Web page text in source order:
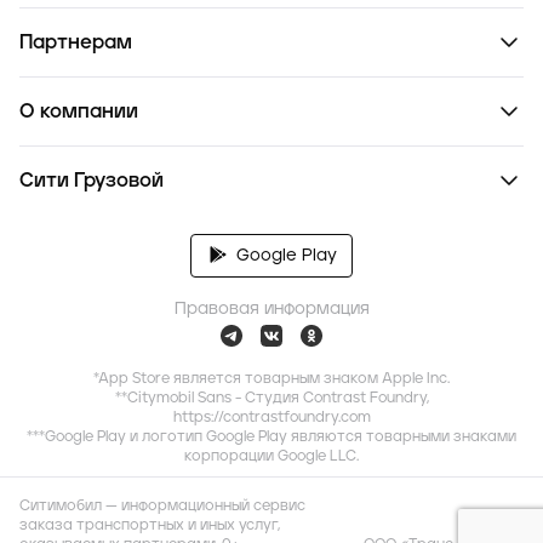
Партнерам
О компании
Сити Грузовой
Google Play
Правовая информация
*App Store является товарным знаком Apple Inc.
**Citymobil Sans - Студия Contrast Foundry,
https://contrastfoundry.com
***Google Play и логотип Google Play являются товарными знаками
корпорации Google LLC.
Ситимобил — информационный сервис
заказа транспортных и иных услуг,